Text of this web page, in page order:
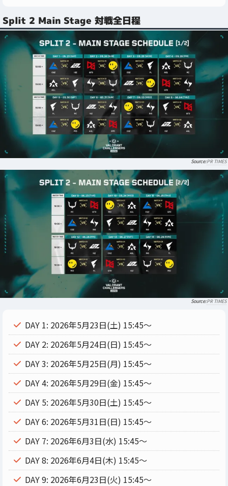
Split 2 Main Stage 対戦全日程
PR TIMES
PR TIMES
DAY 1: 2026年5月23日(土) 15:45〜
DAY 2: 2026年5月24日(日) 15:45〜
DAY 3: 2026年5月25日(月) 15:45〜
DAY 4: 2026年5月29日(金) 15:45〜
DAY 5: 2026年5月30日(土) 15:45〜
DAY 6: 2026年5月31日(日) 15:45〜
DAY 7: 2026年6月3日(水) 15:45〜
DAY 8: 2026年6月4日(木) 15:45〜
DAY 9: 2026年6月23日(火) 15:45〜